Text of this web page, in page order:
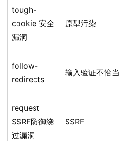
tough-
cookie 安全
漏洞
原型污染
follow-
redirects
输入验证不恰当
request
SSRF防御绕
过漏洞
SSRF